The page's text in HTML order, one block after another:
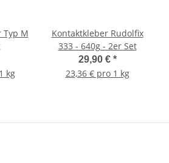
Typ M
kg
Kontaktkleber Rudolfix
333 - 640g - 2er Set
29,90 € *
23,36 € pro 1 kg